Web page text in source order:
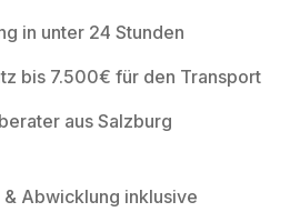
in unter 24 Stunden
bis 7.500€ für den Transport
aus Salzburg
Abwicklung inklusive